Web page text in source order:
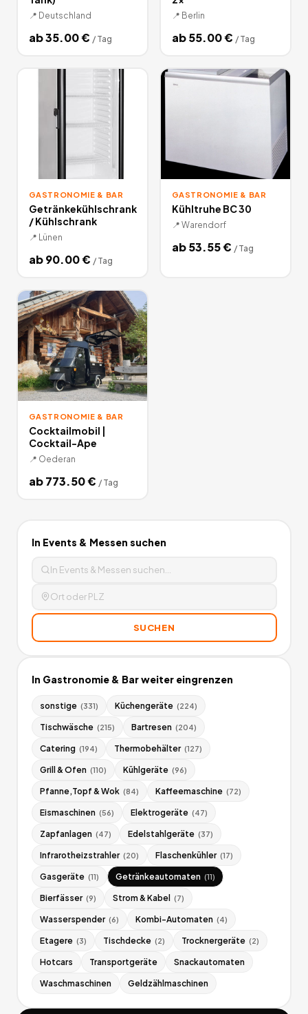
📍 Deutschland
ab35.00€ / Tag
📍 Berlin
ab55.00€ / Tag
GASTRONOMIE & BAR
Getränkekühlschrank
/ Kühlschrank
📍 Lünen
ab90.00€ / Tag
GASTRONOMIE & BAR
Kühltruhe BC 30
📍 Warendorf
ab53.55€ / Tag
GASTRONOMIE & BAR
Cocktailmobil |
Cocktail-Ape
📍 Oederan
ab773.50€ / Tag
In Events & Messen suchen
SUCHEN
In Gastronomie & Barweiter eingrenzen
sonstige (331) Küchengeräte (224)
Tischwäsche (215) Bartresen (204)
Catering (194) Thermobehälter (127)
Grill & Ofen (110) Kühlgeräte (96)
Pfanne,Topf & Wok (84) Kaffeemaschine (72)
Eismaschinen (56) Elektrogeräte (47)
Zapfanlagen (47) Edelstahlgeräte (37)
Infrarotheizstrahler (20) Flaschenkühler (17)
Gasgeräte (11) Getränkeautomaten (11)
Bierfässer (9) Strom & Kabel (7)
Wasserspender (6) Kombi-Automaten (4)
Etagere (3) Tischdecke (2) Trocknergeräte (2)
Hotcars Transportgeräte Snackautomaten
Waschmaschinen Geldzählmaschinen